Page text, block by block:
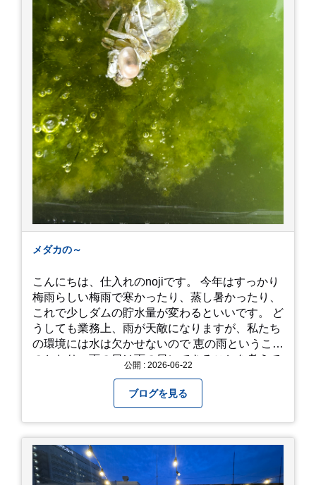
メダカの～
こんにちは、仕入れのnojiです。 今年はすっかり
梅雨らしい梅雨で寒かったり、蒸し暑かったり、
これで少しダムの貯水量が変わるといいです。 ど
うしても業務上、雨が天敵になりますが、私たち
の環境には水は欠かせないので 恵の雨というこば
のとおり、雨の日は雨の日にできることを考えて
になってしまいましたが、お家には代々10年以上
続く ヒメダカがいますが、そのメダカの池にはト
ンボが卵を産んで、ヤゴがいたり、変な虫が いた
りします。ヤゴはメダカを食べてしまうのでほん
とは別にしたいのですが、トンボに かえるところ
が見たくて飼ってみました。 が、途中までかえり
公開 : 2026-06-22
ブログを見る